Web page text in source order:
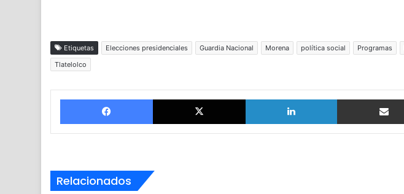
Etiquetas Elecciones presidenciales Guardia Nacional Morena política social Programas
Tlatelolco
Facebook X LinkedIn
Relacionados